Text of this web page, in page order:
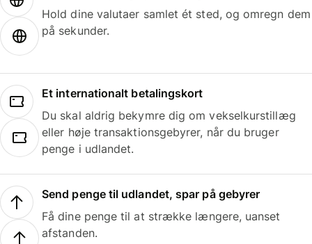
Hold dine valutaer samlet ét sted, og omregn dem
på sekunder.
Et internationalt betalingskort
Du skal aldrig bekymre dig om vekselkurstillæg
eller høje transaktionsgebyrer, når du bruger
penge i udlandet.
Send penge til udlandet, spar på gebyrer
Få dine penge til at strække længere, uanset
afstanden.